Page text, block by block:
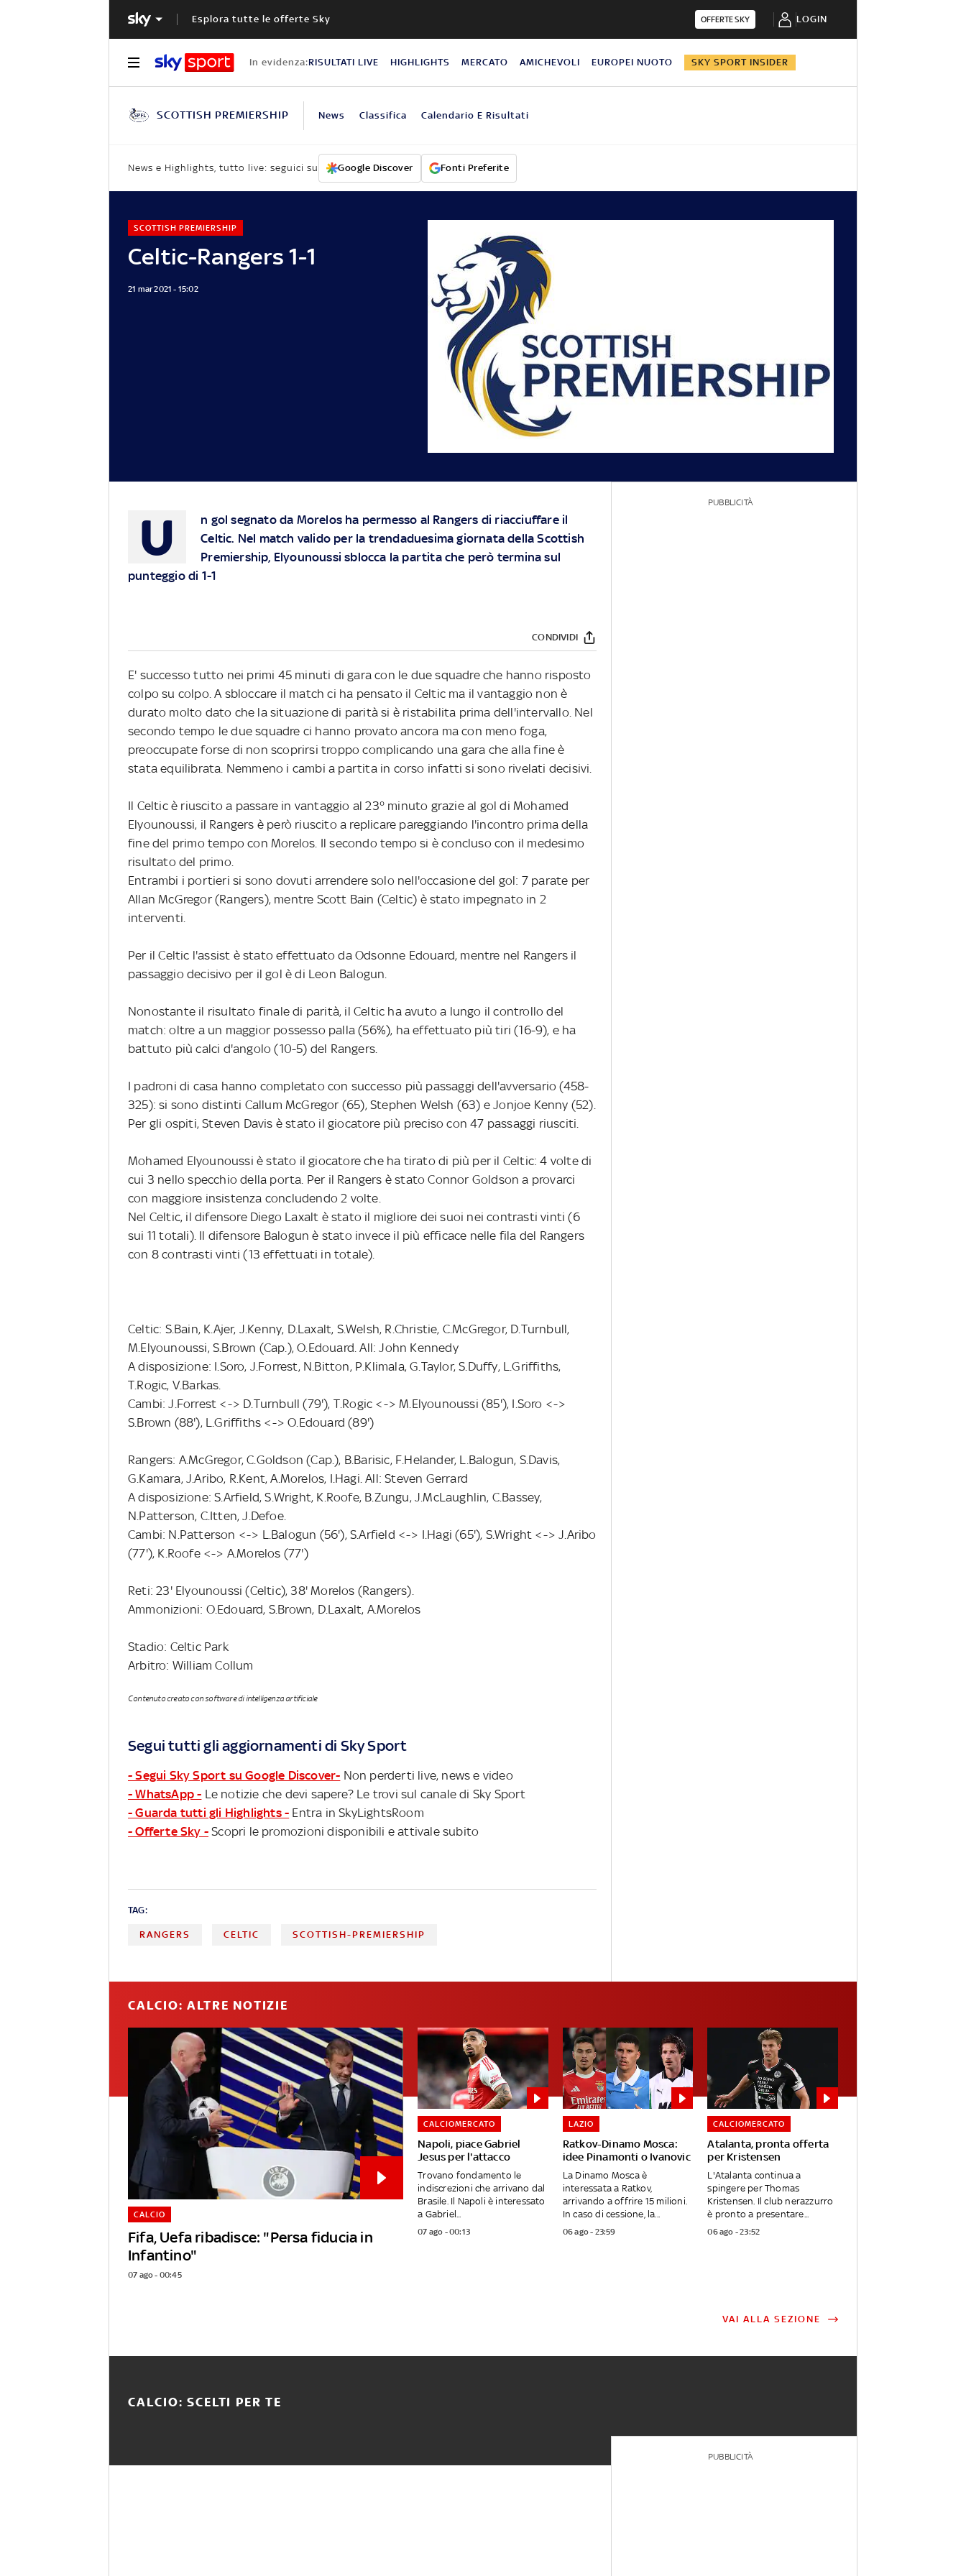
Esplora tutte le offerte Sky OFFERTE SKY LOGIN
In evidenza:RISULTATI LIVE HIGHLIGHTS MERCATO AMICHEVOLI EUROPEI NUOTO SKY SPORT INSIDER
SCOTTISH PREMIERSHIP News Classifica Calendario E Risultati
News e Highlights, tutto live: seguici su Google Discover Fonti Preferite
Celtic-Rangers 1-1
SCOTTISH PREMIERSHIP
21 mar 2021 - 15:02
U
n gol segnato da Morelos ha permesso al Rangers di riacciuffare il
Celtic. Nel match valido per la trendaduesima giornata della Scottish
Premiership, Elyounoussi sblocca la partita che però termina sul
punteggio di 1-1
CONDIVIDI
E' successo tutto nei primi 45 minuti di gara con le due squadre che hanno risposto
colpo su colpo. A sbloccare il match ci ha pensato il Celtic ma il vantaggio non è
durato molto dato che la situazione di parità si è ristabilita prima dell'intervallo. Nel
secondo tempo le due squadre ci hanno provato ancora ma con meno foga,
preoccupate forse di non scoprirsi troppo complicando una gara che alla fine è
stata equilibrata. Nemmeno i cambi a partita in corso infatti si sono rivelati decisivi.
Il Celtic è riuscito a passare in vantaggio al 23° minuto grazie al gol di Mohamed
Elyounoussi, il Rangers è però riuscito a replicare pareggiando l'incontro prima della
fine del primo tempo con Morelos. Il secondo tempo si è concluso con il medesimo
risultato del primo.
Entrambi i portieri si sono dovuti arrendere solo nell'occasione del gol: 7 parate per
Allan McGregor (Rangers), mentre Scott Bain (Celtic) è stato impegnato in 2
interventi.
Per il Celtic l'assist è stato effettuato da Odsonne Edouard, mentre nel Rangers il
passaggio decisivo per il gol è di Leon Balogun.
Nonostante il risultato finale di parità, il Celtic ha avuto a lungo il controllo del
match: oltre a un maggior possesso palla (56%), ha effettuato più tiri (16-9), e ha
battuto più calci d'angolo (10-5) del Rangers.
I padroni di casa hanno completato con successo più passaggi dell'avversario (458-
325): si sono distinti Callum McGregor (65), Stephen Welsh (63) e Jonjoe Kenny (52).
Per gli ospiti, Steven Davis è stato il giocatore più preciso con 47 passaggi riusciti.
Mohamed Elyounoussi è stato il giocatore che ha tirato di più per il Celtic: 4 volte di
cui 3 nello specchio della porta. Per il Rangers è stato Connor Goldson a provarci
con maggiore insistenza concludendo 2 volte.
Nel Celtic, il difensore Diego Laxalt è stato il migliore dei suoi nei contrasti vinti (6
sui 11 totali). Il difensore Balogun è stato invece il più efficace nelle fila del Rangers
con 8 contrasti vinti (13 effettuati in totale).
Celtic: S.Bain, K.Ajer, J.Kenny, D.Laxalt, S.Welsh, R.Christie, C.McGregor, D.Turnbull,
M.Elyounoussi, S.Brown (Cap.), O.Edouard. All: John Kennedy
A disposizione: I.Soro, J.Forrest, N.Bitton, P.Klimala, G.Taylor, S.Duffy, L.Griffiths,
T.Rogic, V.Barkas.
Cambi: J.Forrest <-> D.Turnbull (79'), T.Rogic <-> M.Elyounoussi (85'), I.Soro <->
S.Brown (88'), L.Griffiths <-> O.Edouard (89')
Rangers: A.McGregor, C.Goldson (Cap.), B.Barisic, F.Helander, L.Balogun, S.Davis,
G.Kamara, J.Aribo, R.Kent, A.Morelos, I.Hagi. All: Steven Gerrard
A disposizione: S.Arfield, S.Wright, K.Roofe, B.Zungu, J.McLaughlin, C.Bassey,
N.Patterson, C.Itten, J.Defoe.
Cambi: N.Patterson <-> L.Balogun (56'), S.Arfield <-> I.Hagi (65'), S.Wright <-> J.Aribo
(77'), K.Roofe <-> A.Morelos (77')
Reti: 23' Elyounoussi (Celtic), 38' Morelos (Rangers).
Ammonizioni: O.Edouard, S.Brown, D.Laxalt, A.Morelos
Stadio: Celtic Park
Arbitro: William Collum
Contenuto creato con software di intelligenza artificiale
Segui tutti gli aggiornamenti di Sky Sport
- Segui Sky Sport su Google Discover- Non perderti live, news e video
- WhatsApp - Le notizie che devi sapere? Le trovi sul canale di Sky Sport
- Guarda tutti gli Highlights - Entra in SkyLightsRoom
- Offerte Sky - Scopri le promozioni disponibili e attivale subito
TAG:
RANGERS CELTIC SCOTTISH-PREMIERSHIP
PUBBLICITÀ
CALCIO: ALTRE NOTIZIE
Fifa, Uefa ribadisce: "Persa fiducia in
Infantino"
CALCIO
07 ago - 00:45
Napoli, piace Gabriel
Jesus per l'attacco
CALCIOMERCATO
Trovano fondamento le
indiscrezioni che arrivano dal
Brasile. Il Napoli è interessato
a Gabriel...
07 ago - 00:13
Ratkov-Dinamo Mosca:
idee Pinamonti o Ivanovic
LAZIO
La Dinamo Mosca è
interessata a Ratkov,
arrivando a offrire 15 milioni.
In caso di cessione, la...
06 ago - 23:59
Atalanta, pronta offerta
per Kristensen
CALCIOMERCATO
L'Atalanta continua a
spingere per Thomas
Kristensen. Il club nerazzurro
è pronto a presentare...
06 ago - 23:52
VAI ALLA SEZIONE
CALCIO: SCELTI PER TE
PUBBLICITÀ